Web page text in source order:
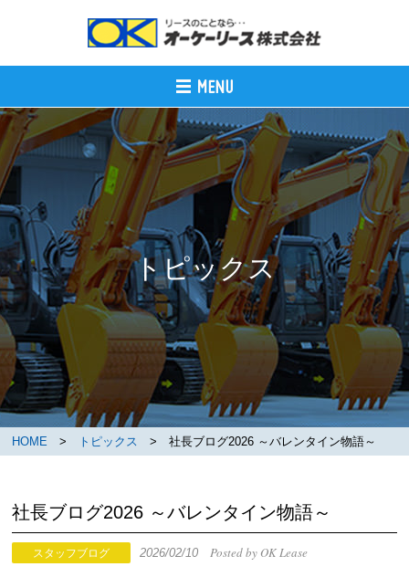
トピックス
HOME > トピックス > 社長ブログ2026 ～バレンタイン物語～
社長ブログ2026 ～バレンタイン物語～
スタッフブログ 2026/02/10Posted by OK Lease